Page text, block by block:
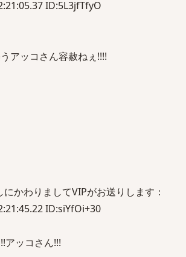
ID:5L3jfTfyO
アッコさん容赦ねぇ!!!!
かわりましてVIPがお送りします：
ID:siYfOi+30
アッコさん!!!